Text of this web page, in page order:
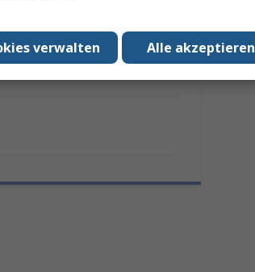
Alle akzeptieren
verwalten